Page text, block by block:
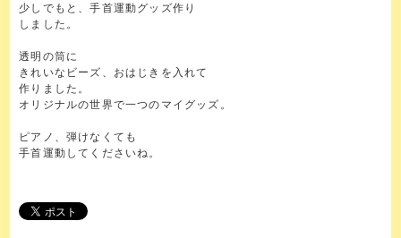
少しでもと、手首運動グッズ作り
しました。
透明の筒に
きれいなビーズ、おはじきを入れて
作りました。
オリジナルの世界で一つのマイグッズ。
ピアノ、弾けなくても
手首運動してくださいね。